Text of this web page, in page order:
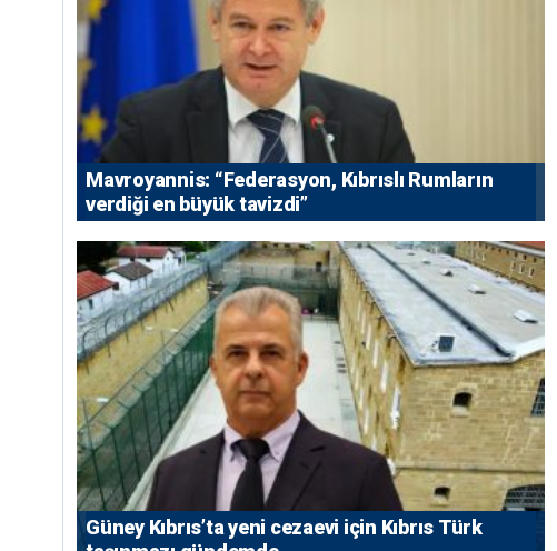
Mavroyannis: “Federasyon, Kıbrıslı Rumların
verdiği en büyük tavizdi”
Güney Kıbrıs’ta yeni cezaevi için Kıbrıs Türk